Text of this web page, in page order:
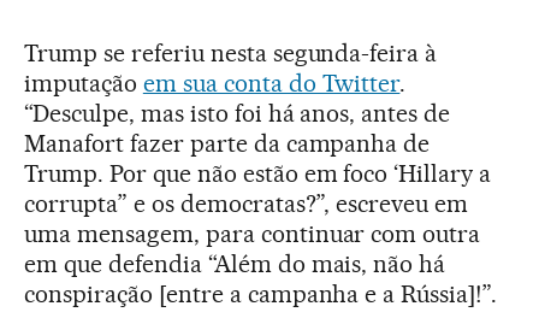
Trump se referiu nesta segunda-feira à
imputação em sua conta do Twitter.
“Desculpe, mas isto foi há anos, antes de
Manafort fazer parte da campanha de
Trump. Por que não estão em foco ‘Hillary a
corrupta” e os democratas?”, escreveu em
uma mensagem, para continuar com outra
em que defendia “Além do mais, não há
conspiração [entre a campanha e a Rússia]!”.